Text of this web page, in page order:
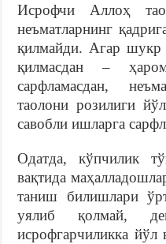
Исрофчи Аллоҳ
неъматларнинг
қилмайди. Агар шукр
қилмасдан –
сарфламасдан,
таолони розилиги
савобли ишларга
Одатда, кўпчилик
вақтида
таниш билишлари
уялиб қолмай,
исрофгарчиликка